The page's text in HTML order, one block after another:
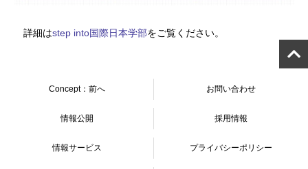
詳細はstep into国際日本学部をご覧ください。
Concept：前へ お問い合わせ
情報公開 採用情報
情報サービス プライバシーポリシー